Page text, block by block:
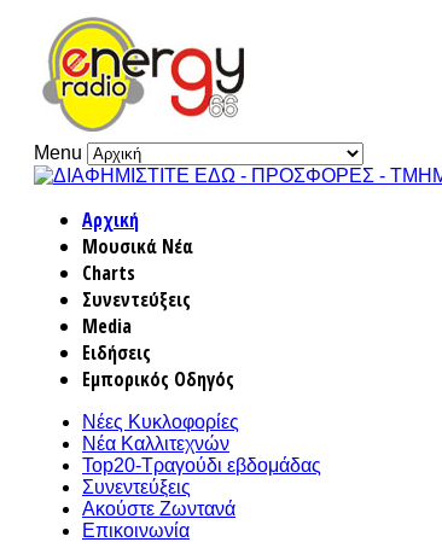
Menu
Αρχική
Μουσικά Νέα
Charts
Συνεντεύξεις
Media
Ειδήσεις
Εμπορικός Οδηγός
Νέες Κυκλοφορίες
Νέα Καλλιτεχνών
Top20-Τραγούδι εβδομάδας
Συνεντεύξεις
Ακούστε Ζωντανά
Επικοινωνία